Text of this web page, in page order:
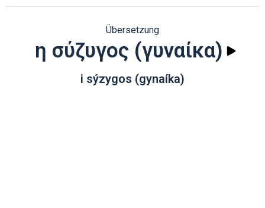
Übersetzung
η σύζυγος (γυναίκα)
i sýzygos (gynaíka)